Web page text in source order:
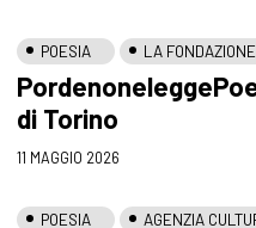
POESIA LA FONDAZIONE
di Torino
11 MAGGIO 2026
POESIA AGENZIA